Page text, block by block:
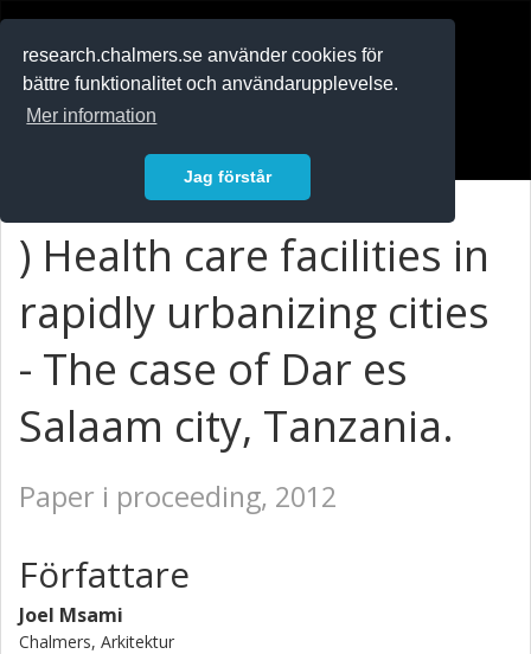
research.chalmers.se använder cookies för
bättre funktionalitet och användarupplevelse.
Mer information
Jag förstår
) Health care facilities in
rapidly urbanizing cities
- The case of Dar es
Salaam city, Tanzania.
Paper i proceeding, 2012
Författare
Joel Msami
Chalmers, Arkitektur